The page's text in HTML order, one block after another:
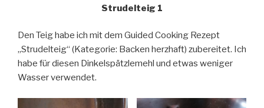
Strudelteig 1
Den Teig habe ich mit dem Guided Cooking Rezept
„Strudelteig“ (Kategorie: Backen herzhaft) zubereitet. Ich
habe für diesen Dinkelspätzlemehl und etwas weniger
Wasser verwendet.